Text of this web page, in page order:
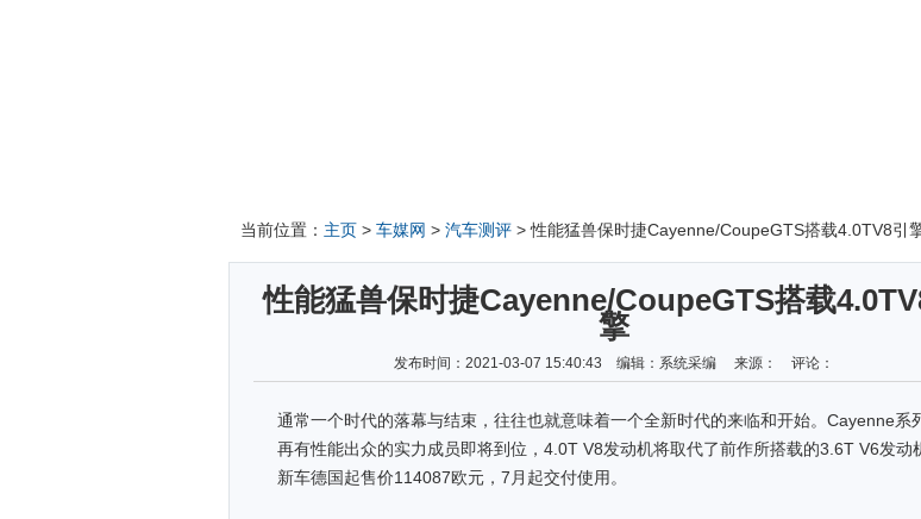
当前位置： 主页 > 车媒网 > 汽车测评 > 性能猛兽保时捷Cayenne/CoupeGTS搭载4.0TV8引
性能猛兽保时捷Cayenne/CoupeGTS搭载
擎
发布时间：2021-03-07 15:40:43 编辑：系统采编 来源： 评论：
通常一个时代的落幕与结束，往往也就意味着一个全新时代的来临和开始。Cayenne系
再有性能出众的实力成员即将到位，4.0T V8发动机将取代了前作所搭载的3.6T V6发动
新车德国起售价114087欧元，7月起交付使用。